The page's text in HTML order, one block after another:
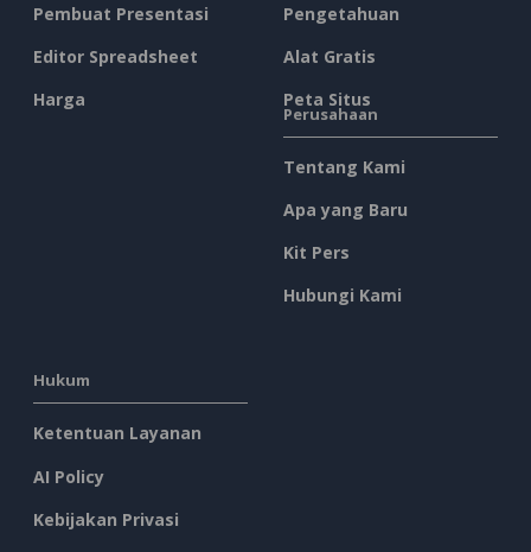
Pembuat Presentasi
Editor Spreadsheet
Harga
Pengetahuan
Alat Gratis
Peta Situs
Perusahaan
Tentang Kami
Apa yang Baru
Kit Pers
Hubungi Kami
Hukum
Ketentuan Layanan
AI Policy
Kebijakan Privasi